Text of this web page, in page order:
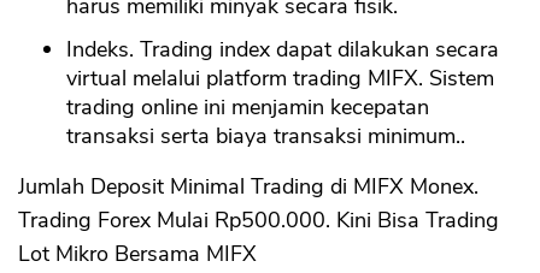
harus memiliki minyak secara fisik.
Indeks. Trading index dapat dilakukan secara
virtual melalui platform trading MIFX. Sistem
trading online ini menjamin kecepatan
transaksi serta biaya transaksi minimum..
Jumlah Deposit Minimal Trading di MIFX Monex.
Trading Forex Mulai Rp500.000. Kini Bisa Trading
Lot Mikro Bersama MIFX